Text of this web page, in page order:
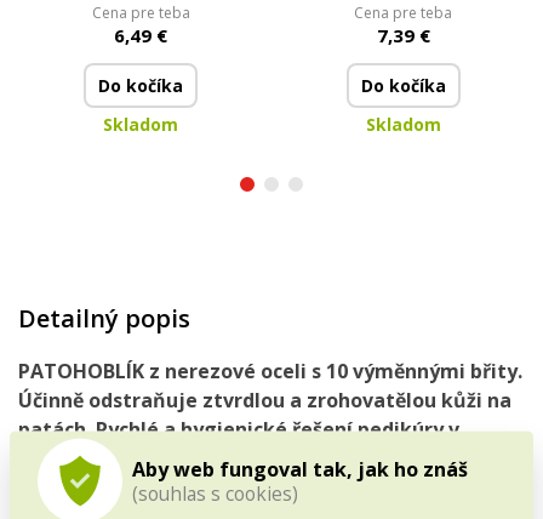
Aby web fungoval tak, jak ho znáš
(souhlas s cookies)
Cena pre teba
6,49 €
Do kočíka
Skladom
studený obklad | XXL
28 × 8 cm
Cena pre teba
7,39 €
Do kočíka
Skladom
Detailný popis
PATOHOBLÍK z nerezové oceli s 10 výměnnými břity.
Účinně odstraňuje ztvrdlou a zrohovatělou kůži na
patách. Rychlé a hygienické řešení pedikúry v
pohodlí domova.